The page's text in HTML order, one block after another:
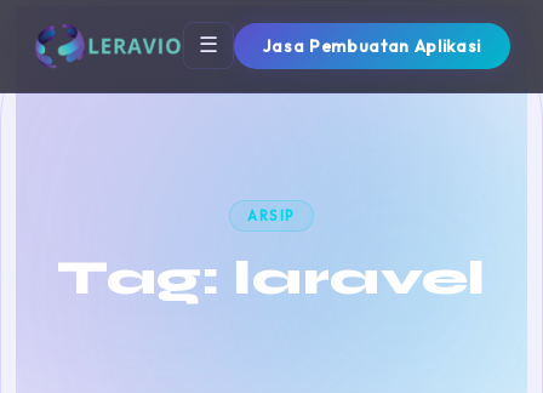
☰ Jasa Pembuatan Aplikasi
ARSIP
Tag: laravel